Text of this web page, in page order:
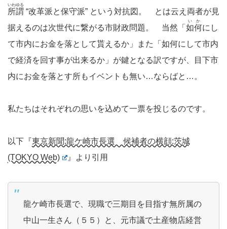
所謂
いわゆる
“改革派と保守派” という対抗図。 とは云え両者が見
据えるのは次世代に繋がる市財政問題。 当然「 如何
いか
にし
て市内にお金を落として貰えるか」また「如何にして市内
で経済を回す事が出来るか」が鍵となる訳ですが、目下市
内にお金を落とす所もイベントも無い…ならばと…。
私たちはそれぞれの思いを込めて一票を投じるのです。
以下『東京新聞:龍ケ崎市長選 候補者の横顔:茨城
(TOKYO Web)
』より引用
龍ケ崎市長選で、現職で三期目を目指す無所属の
中山一生さん（５５）と、元市議で土産物店経営